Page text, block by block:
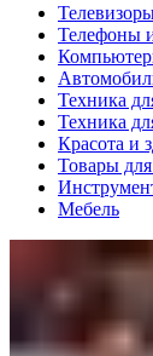
Телефоны
Техника
Техника
Красота и
Товары
Мебель